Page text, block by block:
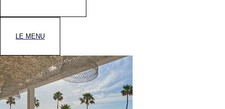
LE MENU